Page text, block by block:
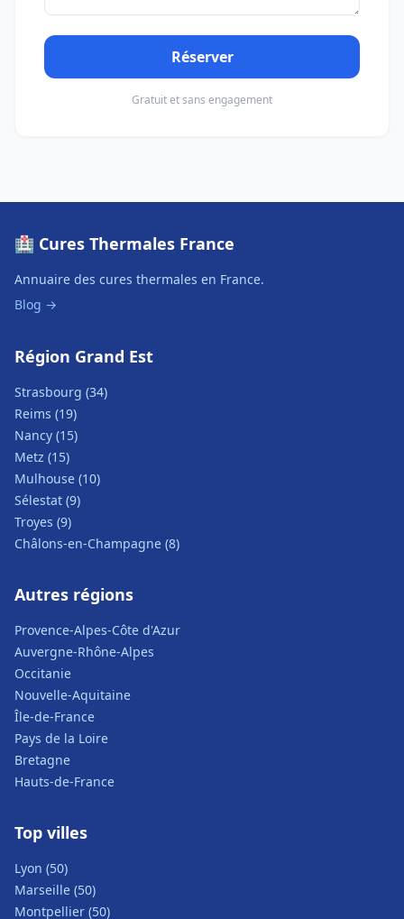
Réserver
Gratuit et sans engagement
🏥 Cures Thermales France
Annuaire des cures thermales en France.
Blog →
Région Grand Est
Strasbourg (34)
Reims (19)
Nancy (15)
Metz (15)
Mulhouse (10)
Sélestat (9)
Troyes (9)
Châlons-en-Champagne (8)
Autres régions
Provence-Alpes-Côte d'Azur
Auvergne-Rhône-Alpes
Occitanie
Nouvelle-Aquitaine
Île-de-France
Pays de la Loire
Bretagne
Hauts-de-France
Top villes
Lyon (50)
Marseille (50)
Montpellier (50)